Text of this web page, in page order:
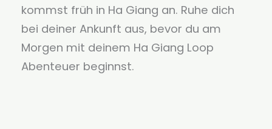
kommst früh in Ha Giang an. Ruhe dich
bei deiner Ankunft aus, bevor du am
Morgen mit deinem Ha Giang Loop
Abenteuer beginnst.